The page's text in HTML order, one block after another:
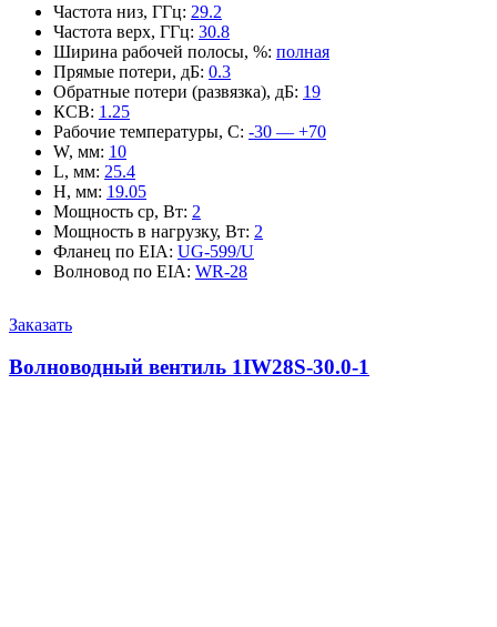
Частота низ, ГГц: 29.2
Частота верх, ГГц: 30.8
Ширина рабочей полосы, %: полная
Прямые потери, дБ: 0.3
Обратные потери (развязка), дБ: 19
КСВ: 1.25
Рабочие температуры, С: -30 — +70
W, мм: 10
L, мм: 25.4
H, мм: 19.05
Мощность ср, Вт: 2
Мощность в нагрузку, Вт: 2
Фланец по EIA: UG-599/U
Волновод по EIA: WR-28
Заказать
Волноводный вентиль 1IW28S-30.0-1